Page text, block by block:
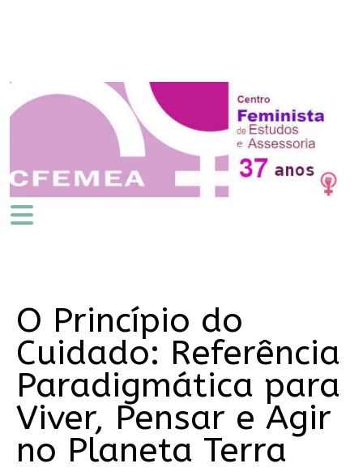
O Princípio do
Cuidado: Referência
Paradigmática para
Viver, Pensar e Agir
no Planeta Terra